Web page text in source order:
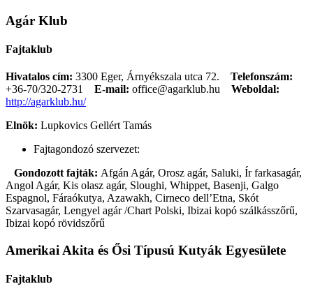
Agár Klub
Fajtaklub
Hivatalos cím: 3300 Eger, Árnyékszala utca 72. Telefonszám:
+36-70/320-2731
E-mail: office@agarklub.hu
Weboldal:
http://agarklub.hu/
Elnök: Lupkovics Gellért Tamás
Fajtagondozó szervezet:
Gondozott fajták: Afgán Agár, Orosz agár, Saluki, Ír farkasagár,
Angol Agár, Kis olasz agár, Sloughi, Whippet, Basenji, Galgo
Espagnol, Fáraókutya, Azawakh, Cirneco dell’Etna, Skót
Szarvasagár, Lengyel agár /Chart Polski, Ibizai kopó szálkásszőrű,
Ibizai kopó rövidszőrű
Amerikai Akita és Ősi Típusú Kutyák Egyesülete
Fajtaklub